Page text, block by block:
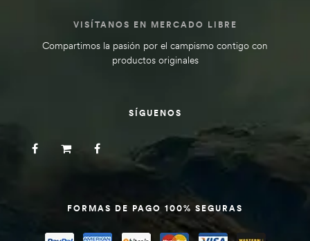
VISÍTANOS EN MERCADO LIBRE
Compartimos la pasión por el campismo contigo con
productos originales
SÍGUENOS
FORMAS DE PAGO 100% SEGURAS